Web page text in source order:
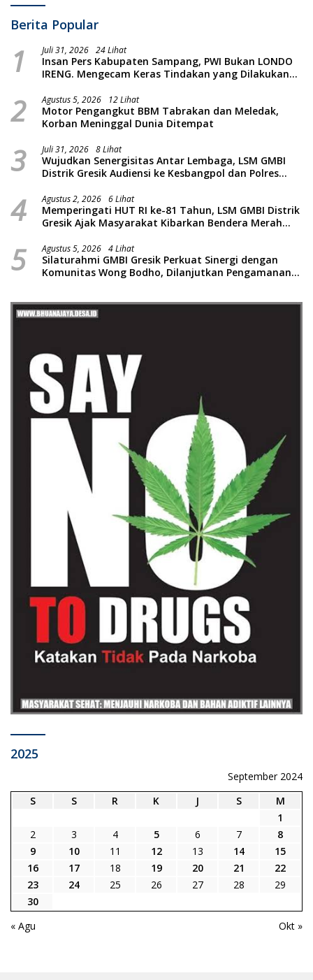
Berita Popular
1 Juli 31, 2026 24 Lihat
Insan Pers Kabupaten Sampang, PWI Bukan LONDO
IRENG. Mengecam Keras Tindakan yang Dilakukan
2 Agustus 5, 2026 12 Lihat
Motor Pengangkut BBM Tabrakan dan Meledak,
Korban Meninggal Dunia Ditempat
3 Juli 31, 2026 8 Lihat
Wujudkan Senergisitas Antar Lembaga, LSM GMBI
Distrik Gresik Audiensi ke Kesbangpol dan Polres
Piatu
4 Agustus 2, 2026 6 Lihat
Memperingati HUT RI ke-81 Tahun, LSM GMBI Distrik
Gresik Ajak Masyarakat Kibarkan Bendera Merah
5 Agustus 5, 2026 4 Lihat
Silaturahmi GMBI Gresik Perkuat Sinergi dengan
Komunitas Wong Bodho, Dilanjutkan Pengamanan
2025
September 2024
S
S R K J S
M
1
2
3 4 5 6 7
8
9
10 11 12 13 14
15
16
17 18 19 20 21
22
23
24 25 26 27 28
29
30
« Agu
Okt »